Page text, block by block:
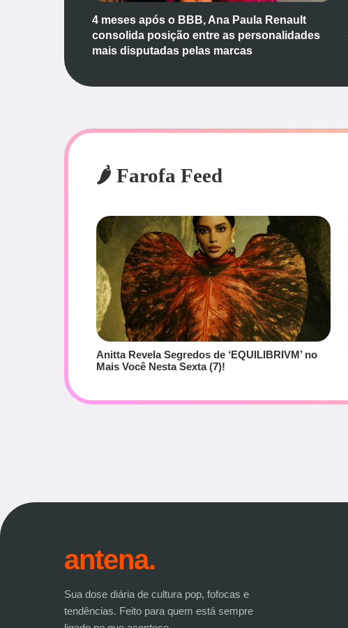
4 meses após o BBB, Ana Paula Renault
consolida posição entre as personalidades
mais disputadas pelas marcas
🌶️ Farofa Feed
Anitta Revela Segredos de ‘EQUILIBRIVM’ no
Mais Você Nesta Sexta (7)!
antena.
Sua dose diária de cultura pop, fofocas e
tendências. Feito para quem está sempre